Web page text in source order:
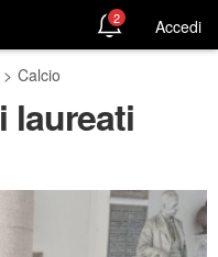
2 Accedi
> Calcio
laureati